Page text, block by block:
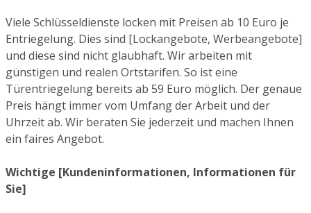
Viele Schlüsseldienste locken mit Preisen ab 10 Euro je
Entriegelung. Dies sind [Lockangebote, Werbeangebote]
und diese sind nicht glaubhaft. Wir arbeiten mit
günstigen und realen Ortstarifen. So ist eine
Türentriegelung bereits ab 59 Euro möglich. Der genaue
Preis hängt immer vom Umfang der Arbeit und der
Uhrzeit ab. Wir beraten Sie jederzeit und machen Ihnen
ein faires Angebot.
Wichtige [Kundeninformationen, Informationen für
Sie]